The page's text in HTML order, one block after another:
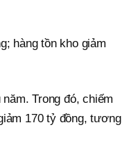
hàng tồn kho giảm
Trong đó, chiếm
170 tỷ đồng, tương